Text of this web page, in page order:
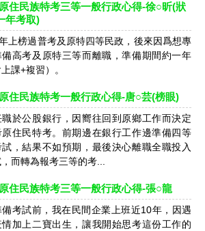
住民族特考三等一般行政心得-徐○昕(狀
年考取)
上榜過普考及原特四等民政，後來因爲想專
備高考及原特三等而離職，準備期間約一年
上課+複習）。
住民族特考一般行政心得-唐○芸(榜眼)
職於公股銀行，因嚮往回到原鄉工作而決定
原住民特考。前期邊在銀行工作邊準備四等
試，結果不如預期，最後決心離職全職投入
而轉為報考三等的考...
住民族特考三等一般行政心得-張○龍
考試前，我在民間企業上班近10年，因遇
情加上二寶出生，讓我開始思考這份工作的